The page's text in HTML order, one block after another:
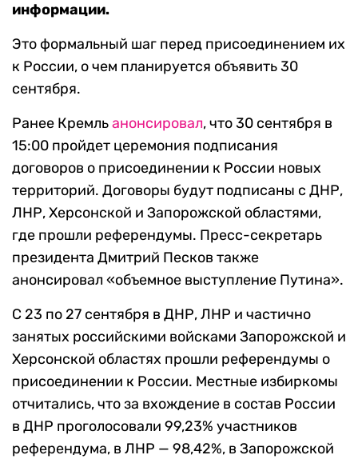
информации.
Это формальный шаг перед присоединением их
к России, о чем планируется объявить 30
сентября.
Ранее Кремльанонсировал, что 30 сентября в
15:00 пройдет церемония подписания
договоров о присоединении к России новых
территорий. Договоры будут подписаны с ДНР,
ЛНР, Херсонской и Запорожской областями,
где прошли референдумы. Пресс-секретарь
президента Дмитрий Песков также
анонсировал «объемное выступление Путина».
С 23 по 27 сентября в ДНР, ЛНР и частично
занятых российскими войсками Запорожской и
Херсонской областях прошли референдумы о
присоединении к России. Местные избиркомы
отчитались, что за вхождение в состав России
в ДНР проголосовали 99,23% участников
референдума, в ЛНР — 98,42%, в Запорожской